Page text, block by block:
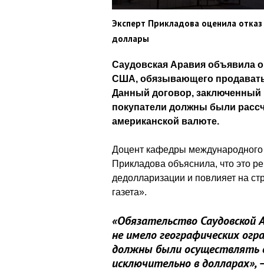
Эксперт Прикладова оценила
доллары
Саудовская Аравия объявила
США, обязывающего
Данный договор, заключенный
покупатели должны были
американской валюте.
Доцент кафедры
Прикладова объяснила, что это
дедолларизации и повлияет на
газета».
«Обязательство
не имело географических
должны были осуществлять
исключительно в